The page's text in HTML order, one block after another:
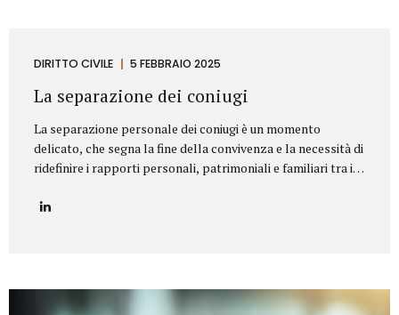
degli interessi maturati e dell’intenzione di agire
spesso risolutiva, mira a evitare...
DIRITTO CIVILE 5 FEBBRAIO 2025
La separazione dei coniugi
La separazione personale dei coniugi è un momento
delicato, che segna la fine della convivenza e la necessità di
ridefinire i rapporti personali, patrimoniali e familiari tra i
assistenza completa e personalizzata in tutte le tipologie
supporto legale e umano per giungere a soluzioni
equilibrate e sostenibili. In particolare, ci occupiamo di: